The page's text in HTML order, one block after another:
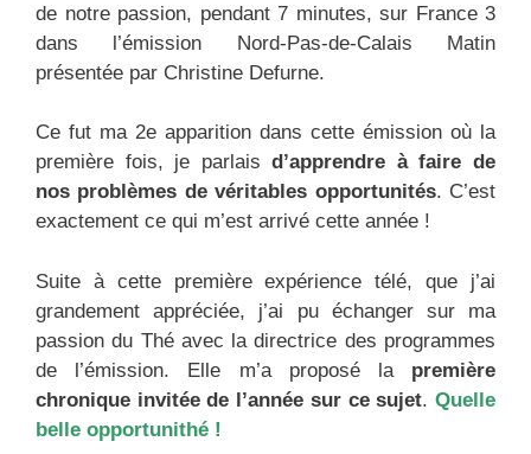
de notre passion, pendant 7 minutes, sur France 3
dans l’émission Nord-Pas-de-Calais Matin
présentée par Christine Defurne.
Ce fut ma 2e apparition dans cette émission où la
première fois, je parlaisd’apprendre à faire de
nos problèmes de véritables opportunités. C’est
exactement ce qui m’est arrivé cette année !
Suite à cette première expérience télé, que j’ai
grandement appréciée, j’ai pu échanger sur ma
passion du Thé avec la directrice des programmes
de l’émission. Elle m’a proposé lapremière
chronique invitée de l’année sur ce sujet. Quelle
belle opportunithé !